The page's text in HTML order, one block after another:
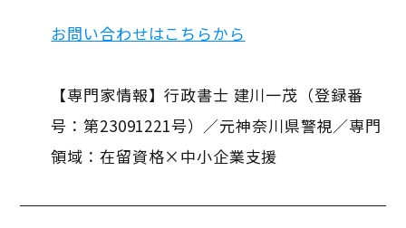
お問い合わせはこちらから
【専門家情報】行政書士 建川一茂（登録番
号：第23091221号）／元神奈川県警視／専門
領域：在留資格×中小企業支援